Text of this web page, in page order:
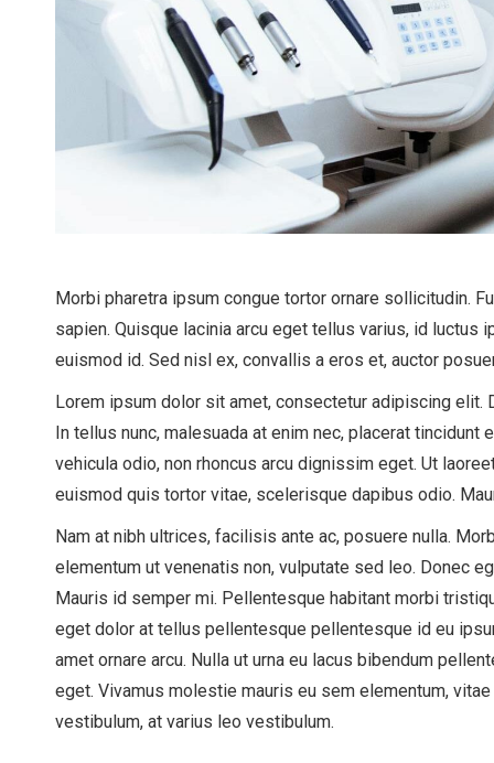
Morbi pharetra ipsum congue tortor ornare sollicitudin.
sapien. Quisque lacinia arcu eget tellus varius, id luctus
euismod id. Sed nisl ex, convallis a eros et, auctor
Lorem ipsum dolor sit amet, consectetur adipiscing elit.
In tellus nunc, malesuada at enim nec, placerat
vehicula odio, non rhoncus arcu dignissim eget. Ut
euismod quis tortor vitae, scelerisque dapibus odio.
Nam at nibh ultrices, facilisis ante ac, posuere nulla.
elementum ut venenatis non, vulputate sed leo. Donec
Mauris id semper mi. Pellentesque habitant morbi
eget dolor at tellus pellentesque pellentesque id eu
amet ornare arcu. Nulla ut urna eu lacus bibendum
eget. Vivamus molestie mauris eu sem elementum,
vestibulum, at varius leo vestibulum.